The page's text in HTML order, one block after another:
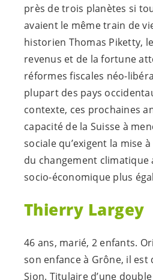
près de trois planètes si
avaient le même train de
historien Thomas Piketty,
revenus et de la fortune
réformes fiscales néo-
plupart des pays
contexte, ces prochaines
capacité de la Suisse à
sociale qu’exigent la mise
du changement climatique
socio-économique plus
Thierry Largey
46 ans, marié, 2 enfants.
son enfance à Grône, il
Sion. Titulaire d’une